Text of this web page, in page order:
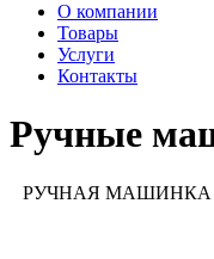
О компании
Товары
Услуги
Контакты
Ручные
РУЧНАЯ МАШИНКА